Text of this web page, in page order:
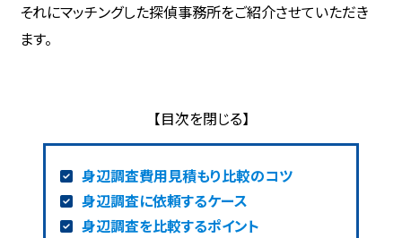
それにマッチングした探偵事務所をご紹介させていただき
ます。
身辺調査費用見積もり比較のコツ
身辺調査に依頼するケース
身辺調査を比較するポイント